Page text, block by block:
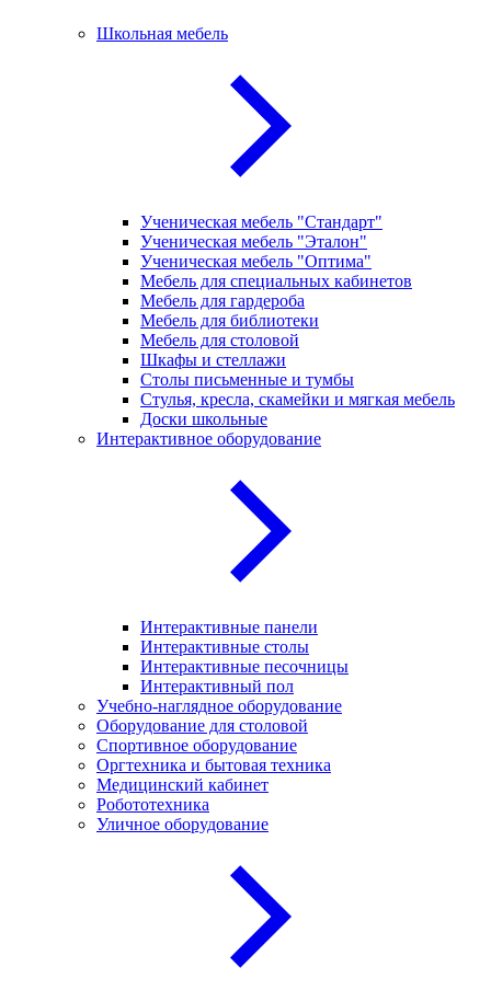
Школьная мебель
Ученическая мебель "Стандарт"
Ученическая мебель "Эталон"
Ученическая мебель "Оптима"
Мебель для специальных кабинетов
Мебель для гардероба
Мебель для библиотеки
Мебель для столовой
Шкафы и стеллажи
Столы письменные и тумбы
Стулья, кресла, скамейки и мягкая мебель
Доски школьные
Интерактивное оборудование
Интерактивные панели
Интерактивные столы
Интерактивные песочницы
Интерактивный пол
Учебно-наглядное оборудование
Оборудование для столовой
Спортивное оборудование
Оргтехника и бытовая техника
Медицинский кабинет
Робототехника
Уличное оборудование